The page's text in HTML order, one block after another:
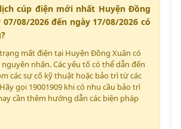
cúp điện mới nhất Huyện Đồng
08/2026 đến ngày 17/08/2026 có
mất điện tại Huyện Đồng Xuân có
nhân. Các yếu tố có thể dẫn đến
các sự cố kỹ thuật hoặc bảo trì từ các
gọi 19001909 khi có nhu cầu bảo trì
cần thêm hướng dẫn các biện pháp